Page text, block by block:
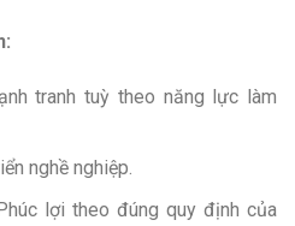
tranh tuỳ theo năng lực làm
nghề nghiệp.
lợi theo đúng quy định của